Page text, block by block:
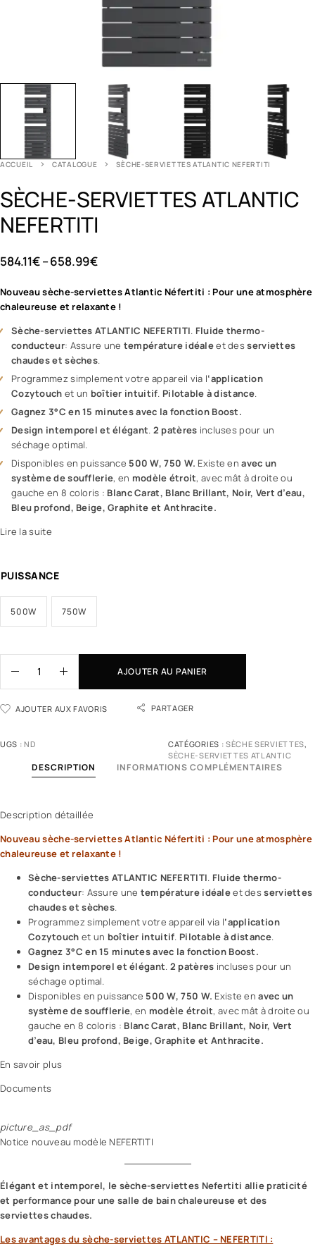
ACCUEIL CATALOGUE SÈCHE-SERVIETTES ATLANTIC NEFERTITI
SÈCHE-SERVIETTES ATLANTIC
NEFERTITI
584.11€–658.99€
Nouveau sèche-serviettes Atlantic Néfertiti : Pour une atmosphère
chaleureuse et relaxante !
Sèche-serviettes ATLANTIC NEFERTITI. Fluide thermo-
conducteur: Assure une température idéaleet desserviettes
chaudes et sèches.
Programmez simplement votre appareil via l‘application
Cozytouch et un boîtier intuitif. Pilotable à distance.
Gagnez 3°C en 15 minutes avec la fonction Boost.
Design intemporel et élégant. 2 patères incluses pour un
séchage optimal.
Disponibles en puissance 500 W, 750 W. Existe en avec un
système de soufflerie, en modèle étroit, avec mât à droite ou
gauche en 8 coloris : Blanc Carat, Blanc Brillant, Noir, Vert d’eau,
Bleu profond, Beige, Graphite et Anthracite.
Lire la suite
PUISSANCE
500W 750W
AJOUTER AU PANIER
AJOUTER AUX FAVORIS PARTAGER
UGS :ND CATÉGORIES : SÈCHE SERVIETTES,
SÈCHE-SERVIETTES ATLANTIC
DESCRIPTION INFORMATIONS COMPLÉMENTAIRES
Description détaillée
Nouveau sèche-serviettes Atlantic Néfertiti : Pour une atmosphère
chaleureuse et relaxante !
Sèche-serviettes ATLANTIC NEFERTITI. Fluide thermo-
conducteur: Assure une température idéaleet desserviettes
chaudes et sèches.
Programmez simplement votre appareil via l‘application
Cozytouch et un boîtier intuitif. Pilotable à distance.
Gagnez 3°C en 15 minutes avec la fonction Boost.
Design intemporel et élégant. 2 patères incluses pour un
séchage optimal.
Disponibles en puissance 500 W, 750 W. Existe en avec un
système de soufflerie, en modèle étroit, avec mât à droite ou
gauche en 8 coloris : Blanc Carat, Blanc Brillant, Noir, Vert
d’eau, Bleu profond, Beige, Graphite et Anthracite.
En savoir plus
Documents
picture_as_pdf
Notice nouveau modèle NEFERTITI
Élégant et intemporel, le sèche-serviettes Nefertiti allie praticité
et performance pour une salle de bain chaleureuse et des
serviettes chaudes.
Les avantages du sèche-serviettes ATLANTIC – NEFERTITI :